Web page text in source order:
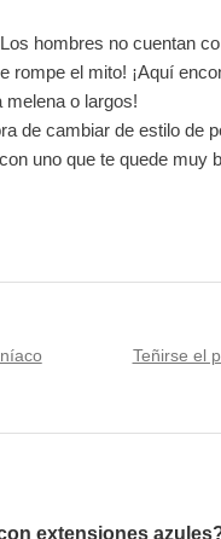
hombres no cuentan
rompe el mito! ¡Aquí
melena o largos!
de cambiar de estilo de
uno que te quede muy
Next
Teñirse el
extensiones